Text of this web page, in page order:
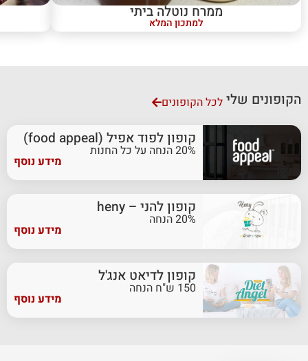
ממרח נוטלה ביתי
למתכון המלא
הקופונים שלי לכל הקופונים
קופון לפוד אפיל (food appeal)
20% הנחה על כל החנות
מידע נוסף
קופון להני – heny
20% הנחה
מידע נוסף
קופון לדיאט אנג'ל
150 ש"ח הנחה
מידע נוסף